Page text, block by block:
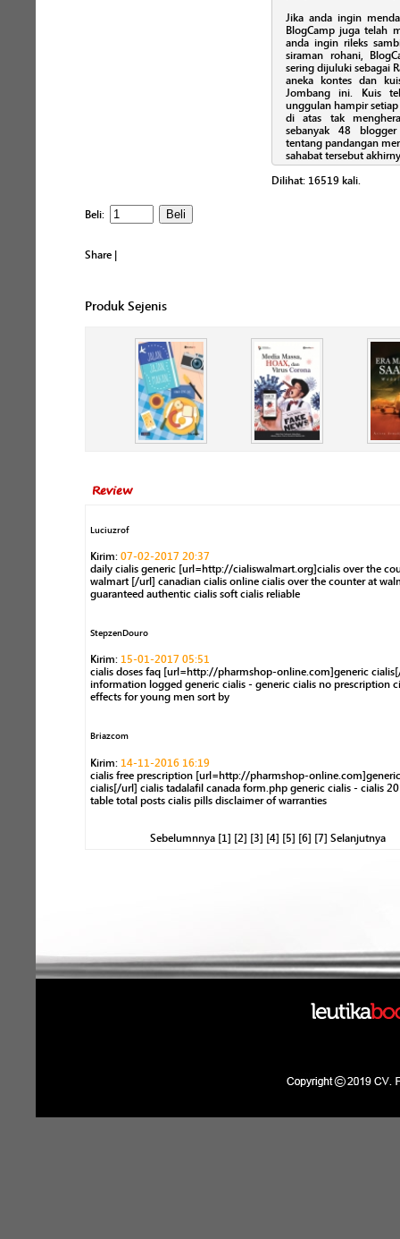
Jika anda ingin
BlogCamp juga telah
anda ingin rileks
siraman rohani,
sering dijuluki sebagai
aneka kontes dan
Jombang ini. Kuis
unggulan hampir
di atas tak
sebanyak 48
tentang pandangan
sahabat tersebut
Dilihat: 16519 kali.
Beli:
Share |
Produk Sejenis
Review
Luciuzrof
Kirim: 07-02-2017 20:37
daily cialis generic [url=http://cialiswalmart.org]cialis over the
walmart [/url] canadian cialis online cialis over the counter at
guaranteed authentic cialis soft cialis reliable
StepzenDouro
Kirim: 15-01-2017 05:51
cialis doses faq [url=http://pharmshop-online.com]generic
information logged generic cialis - generic cialis no prescription
effects for young men sort by
Briazcom
Kirim: 14-11-2016 16:19
cialis free prescription [url=http://pharmshop-online.com]generic
cialis[/url] cialis tadalafil canada form.php generic cialis - cialis
table total posts cialis pills disclaimer of warranties
Sebelumnnya [1] [2] [3] [4] [5] [6] [7] Selanjutnya